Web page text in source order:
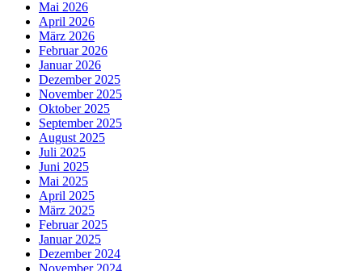
Mai 2026
April 2026
März 2026
Februar 2026
Januar 2026
Dezember 2025
November 2025
Oktober 2025
September 2025
August 2025
Juli 2025
Juni 2025
Mai 2025
April 2025
März 2025
Februar 2025
Januar 2025
Dezember 2024
November 2024